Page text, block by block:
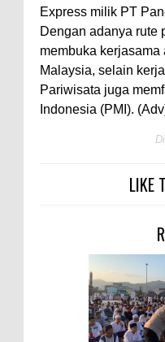
Express milik PT
Dengan adanya rute
membuka kerjasama
Malaysia, selain
Pariwisata juga
Indonesia (PMI).
LIKE